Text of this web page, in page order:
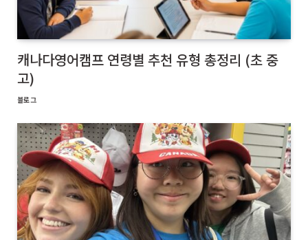
캐나다영어캠프 연령별 추천 유형 총정리 (초 중
고)
블로그